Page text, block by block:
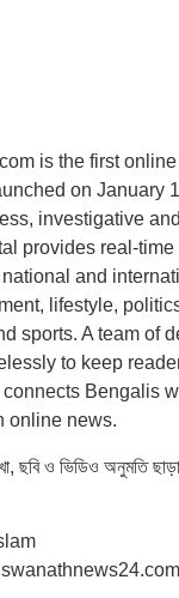
is the first
on January
investigative
provides real-
and
lifestyle,
sports. A team of
to keep
Bengalis
online news.
ছবি ও ভিডিও অনুমতি